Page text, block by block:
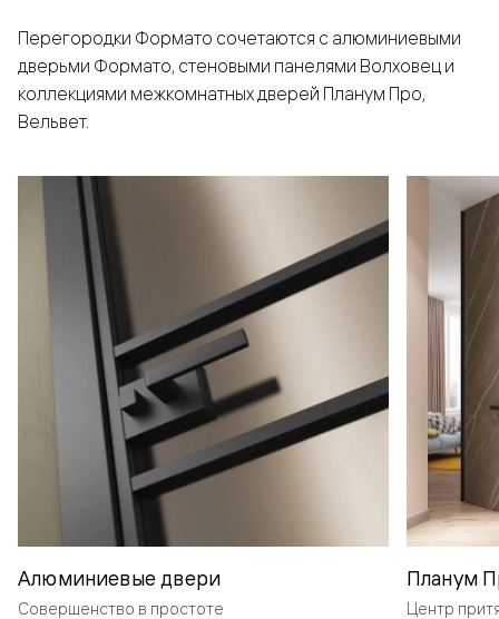
Перегородки Формато сочетаются с алюминиевыми
дверьми Формато, стеновыми панелями Волховец и
коллекциями межкомнатных дверей Планум Про,
Вельвет.
Алюминиевые двери
Совершенство в простоте
Планум
Центр